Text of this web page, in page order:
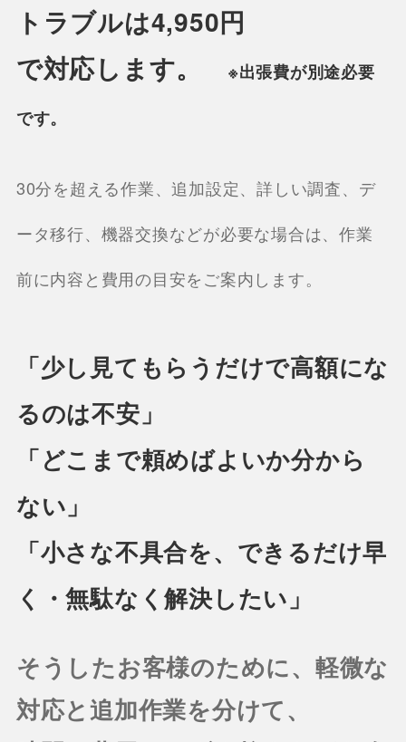
トラブルは4,950円
で対応します。
※出張費が別途必要
です。
30分を超える作業、追加設定、詳しい調査、デ
ータ移行、機器交換などが必要な場合は、作業
前に内容と費用の目安をご案内します。
「少し見てもらうだけで高額にな
るのは不安」
「どこまで頼めばよいか分から
ない」
「小さな不具合を、できるだけ早
く・無駄なく解決したい」
そうしたお客様のために、軽微な
対応と追加作業を分けて、